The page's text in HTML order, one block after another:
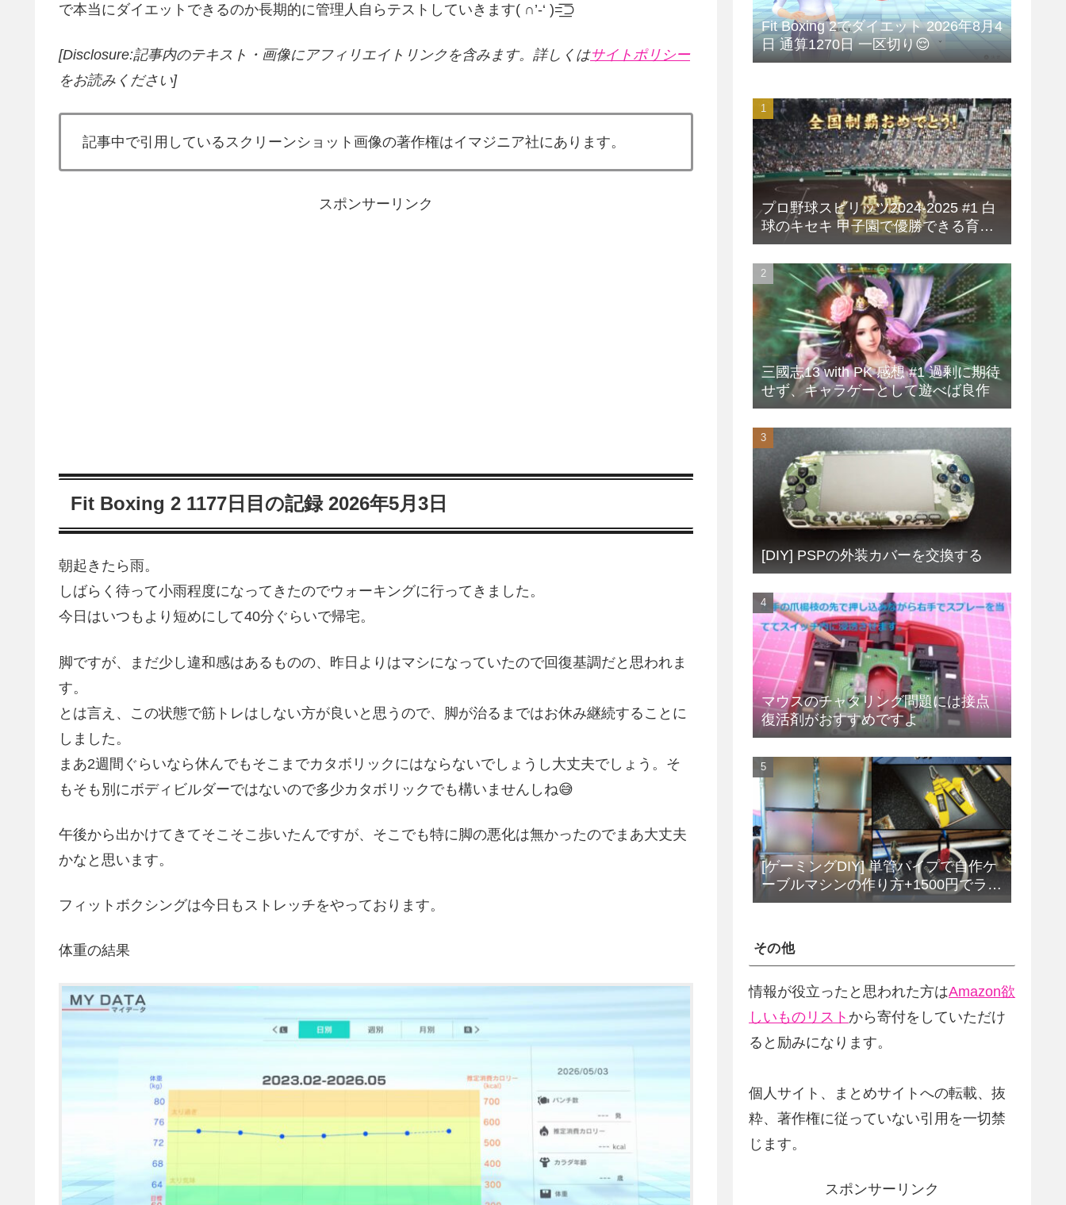
で本当にダイエットできるのか長期的に管理人自らテストしていきます( ∩’-‘ )=͟͟͞͞⊃
[Disclosure:記事内のテキスト・画像にアフィリエイトリンクを含みます。詳しくはサイトポリシー
をお読みください]
記事中で引用しているスクリーンショット画像の著作権はイマジニア社にあります。
スポンサーリンク
Fit Boxing 2 1177日目の記録 2026年5月3日
朝起きたら雨。
しばらく待って小雨程度になってきたのでウォーキングに行ってきました。
今日はいつもより短めにして40分ぐらいで帰宅。
脚ですが、まだ少し違和感はあるものの、昨日よりはマシになっていたので回復基調だと思われま
す。
とは言え、この状態で筋トレはしない方が良いと思うので、脚が治るまではお休み継続することに
しました。
まあ2週間ぐらいなら休んでもそこまでカタボリックにはならないでしょうし大丈夫でしょう。そ
もそも別にボディビルダーではないので多少カタボリックでも構いませんしね😅
午後から出かけてきてそこそこ歩いたんですが、そこでも特に脚の悪化は無かったのでまあ大丈夫
かなと思います。
フィットボクシングは今日もストレッチをやっております。
体重の結果
Fit Boxing 2でダイエット 2026年8月4
日 通算1270日 一区切り😌
プロ野球スピリッツ2024-2025 #1 白
球のキセキ 甲子園で優勝できる育成
方法
三國志13 with PK 感想 #1 過剰に期待
せず、キャラゲーとして遊べば良作
[DIY] PSPの外装カバーを交換する
マウスのチャタリング問題には接点
復活剤がおすすめですよ
[ゲーミングDIY] 単管パイプで自作ケ
ーブルマシンの作り方+1500円でラッ
トプルダウンバーをDIY
その他
情報が役立ったと思われた方はAmazon欲
しいものリスト から寄付をしていただけ
ると励みになります。
個人サイト、まとめサイトへの転載、抜
粋、著作権に従っていない引用を一切禁
じます。
スポンサーリンク